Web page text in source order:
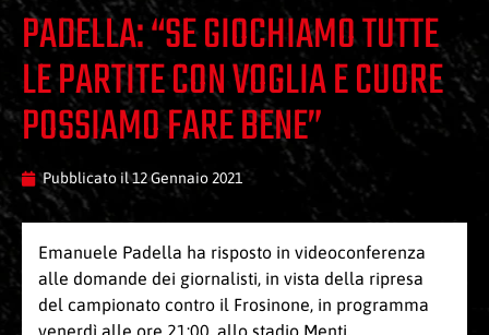
PADELLA: “SE GIOCHIAMO TUTTE
LE PARTITE CON VOGLIA E CUORE
POSSIAMO FARE BENE”
Pubblicato il12 Gennaio 2021
Emanuele Padella ha risposto in videoconferenza
alle domande dei giornalisti, in vista della ripresa
del campionato contro il Frosinone, in programma
venerdì alle ore 21:00, allo stadio Menti.